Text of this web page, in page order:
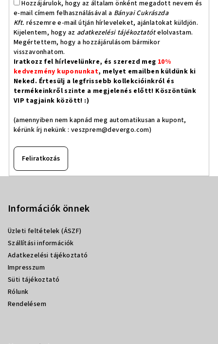
Hozzájárulok, hogy az általam önként megadott nevem és
e-mail címem felhasználásával a Bányai Cukrászda
Kft. részemre e-mail útján hírleveleket, ajánlatokat küldjön.
Kijelentem, hogy az adatkezelési tájékoztatótelolvastam.
Megértettem, hogy a hozzájárulásom bármikor
visszavonhatom.
Iratkozz fel hírlevelünkre, és szerezd meg 10%
kedvezmény kuponunkat, melyet emailben küldünk ki
Neked. Értesülj a legfrissebb kollekcióinkról és
termékeinkről szinte a megjelenés előtt! Köszöntünk
VIP tagjaink között! :)
(amennyiben nem kapnád meg automatikusan a kupont,
kérünk írj nekünk : veszprem@devergo.com)
Feliratkozás
Információk önnek
Üzleti feltételek (ÁSZF)
Szállítási információk
Adatkezelési tájékoztató
Impresszum
Süti tájékoztató
Rólunk
Rendelésem